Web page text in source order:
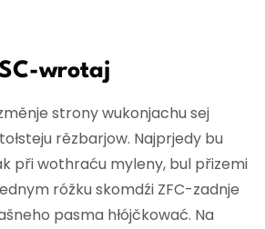
wrotaj
strony wukonjachu sej
rězbarjow. Najprjedy bu
při wothraću myleny, bul přizemi
róžku skomdźi ZFC-zadnje
pasma hłójčkować. Na